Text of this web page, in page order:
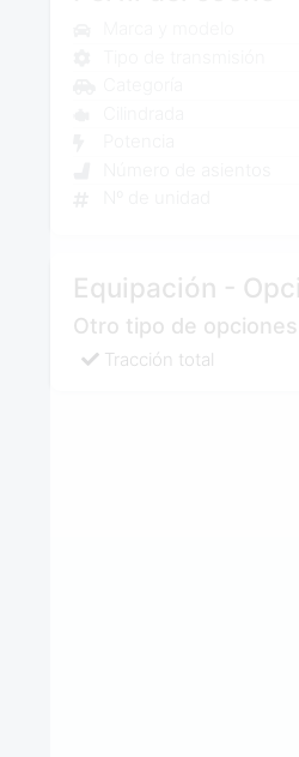
Equipación -
Otro tipo de opciones
Tracción total